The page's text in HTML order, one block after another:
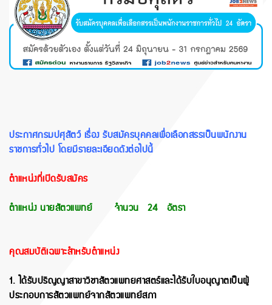
ประกาศกรมปศุสัตว์ เรื่อง รับสมัครบุคคลเพื่อเลือกสรรเป็นพนักงาน
ราชการทั่วไป โดยมีรายละเอียดดังต่อไปนี้
ตำแหน่งที่เปิดรับสมัคร
ตำแหน่ง นายสัตวแพทย์ จำนวน 24 อัตรา
คุณสมบัติเฉพาะสำหรับตำแหน่ง
1. ได้รับปริญญาสาขาวิชาสัตวแพทยศาสตร์และได้รับใบอนุญาตเป็นผู้
ประกอบการสัตวแพทย์จากสัตวแพทย์สภา